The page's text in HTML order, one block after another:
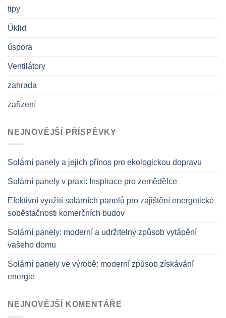
tipy
Úklid
úspora
Ventilátory
zahrada
zařízení
NEJNOVĚJŠÍ PŘÍSPĚVKY
Solární panely a jejich přínos pro ekologickou dopravu
Solární panely v praxi: Inspirace pro zemědělce
Efektivní využití solárních panelů pro zajištění energetické
soběstačnosti komerčních budov
Solární panely: moderní a udržitelný způsob vytápění
vašeho domu
Solární panely ve výrobě: moderní způsob získávání
energie
NEJNOVĚJŠÍ KOMENTÁŘE